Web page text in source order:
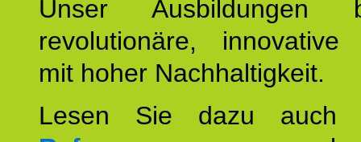
Unser Ausbildungen
revolutionäre, innovative
mit hoher Nachhaltigkeit.
Lesen Sie dazu